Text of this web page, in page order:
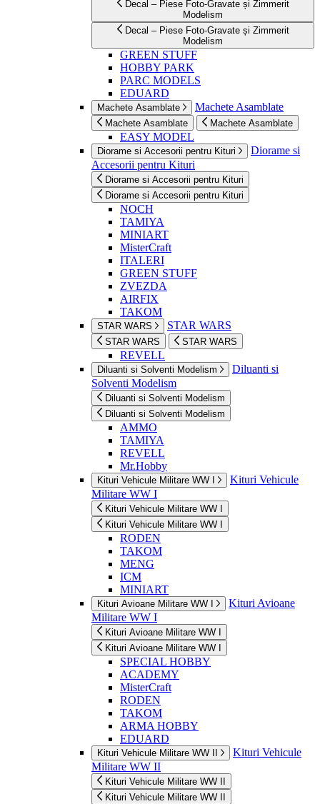
Decal – Piese Foto-Gravate și Zimmerit
Modelism
Decal – Piese Foto-Gravate și Zimmerit
Modelism
GREEN STUFF
HOBBY PARK
PARC MODELS
EDUARD
Machete Asamblate Machete Asamblate
Machete Asamblate Machete Asamblate
EASY MODEL
Diorame si Accesorii pentru Kituri
Diorame si
Accesorii pentru Kituri
Diorame si Accesorii pentru Kituri
Diorame si Accesorii pentru Kituri
NOCH
TAMIYA
MINIART
MisterCraft
ITALERI
GREEN STUFF
ZVEZDA
AIRFIX
TAKOM
STAR WARS STAR WARS
STAR WARS STAR WARS
REVELL
Diluanti si Solventi Modelism
Diluanti si
Solventi Modelism
Diluanti si Solventi Modelism
Diluanti si Solventi Modelism
AMMO
TAMIYA
REVELL
Mr.Hobby
Kituri Vehicule Militare WW I
Kituri Vehicule
Militare WW I
Kituri Vehicule Militare WW I
Kituri Vehicule Militare WW I
RODEN
TAKOM
MENG
ICM
MINIART
Kituri Avioane Militare WW I
Kituri Avioane
Militare WW I
Kituri Avioane Militare WW I
Kituri Avioane Militare WW I
SPECIAL HOBBY
ACADEMY
MisterCraft
RODEN
TAKOM
ARMA HOBBY
EDUARD
Kituri Vehicule Militare WW II
Kituri Vehicule
Militare WW II
Kituri Vehicule Militare WW II
Kituri Vehicule Militare WW II